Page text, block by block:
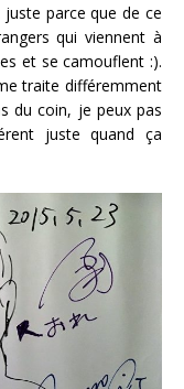
parce que de ce
qui viennent à
et se camouflent :).
traite différemment
du coin, je peux pas
juste quand ça